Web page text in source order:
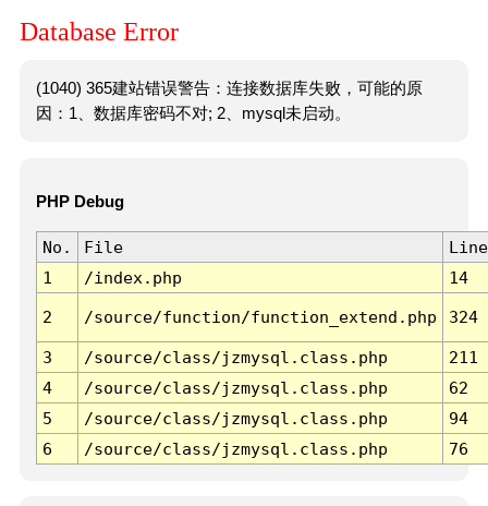
Database Error
(1040) 365建站错误警告：连接数据库失败，可能的原
因：1、数据库密码不对; 2、mysql未启动。
PHP Debug
No. File
Line
1
/index.php 14
2 /source/function/function_extend.php 324
3 /source/class/jzmysql.class.php
211
4
/source/class/jzmysql.class.php
62
5
/source/class/jzmysql.class.php
94
6
/source/class/jzmysql.class.php 76